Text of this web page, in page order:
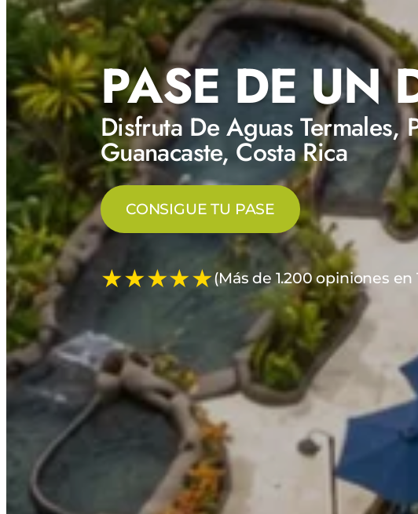
PASE DE UN
Disfruta De Aguas Termales,
Guanacaste, Costa Rica
CONSIGUE TU PASE
★★★★★(Más de 1.200 opiniones